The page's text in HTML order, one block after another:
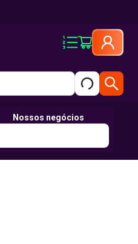
Nossos negócios